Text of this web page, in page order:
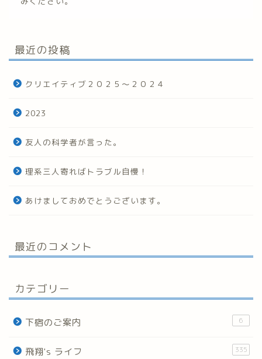
最近の投稿
クリエイティブ２０２５～２０２４
2023
友人の科学者が言った。
理系三人寄ればトラブル自慢！
あけましておめでとうございます。
最近のコメント
カテゴリー
下宿のご案内 6
飛翔's ライフ 335